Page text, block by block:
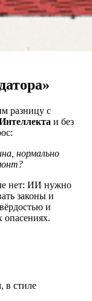
разницу с
и без
нормально
нет: ИИ нужно
законы и
и
в стиле